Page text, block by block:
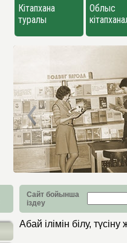
Кітапхана
туралы
Облыс
Сайт бойынша
іздеу
Абай ілімін білу,